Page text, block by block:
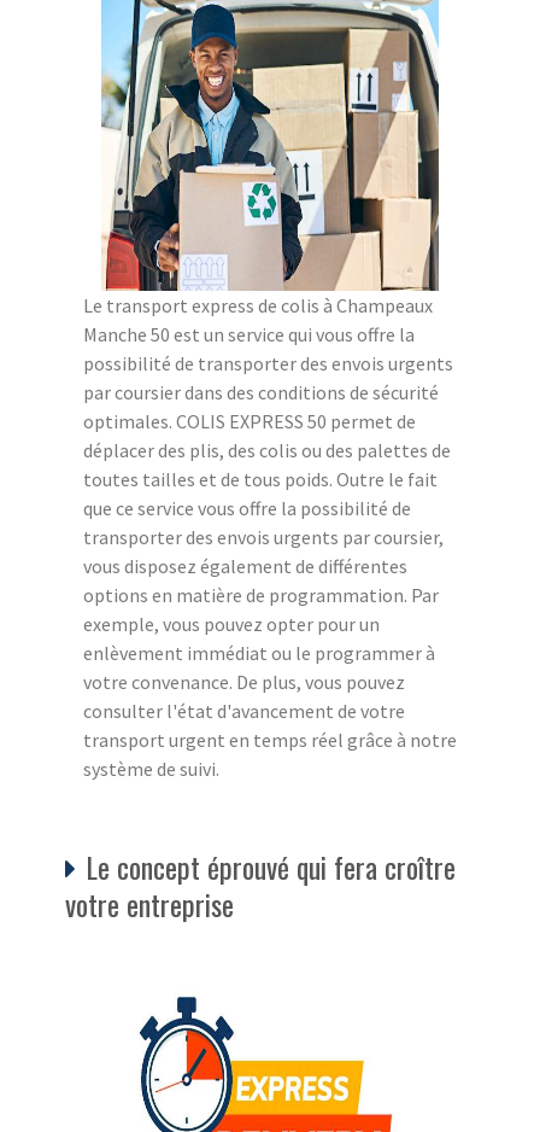
Le transport express de colis à Champeaux
Manche 50 est un service qui vous offre la
possibilité de transporter des envois urgents
par coursier dans des conditions de sécurité
optimales. COLIS EXPRESS 50 permet de
déplacer des plis, des colis ou des palettes de
toutes tailles et de tous poids. Outre le fait
que ce service vous offre la possibilité de
transporter des envois urgents par coursier,
vous disposez également de différentes
options en matière de programmation. Par
exemple, vous pouvez opter pour un
enlèvement immédiat ou le programmer à
votre convenance. De plus, vous pouvez
consulter l'état d'avancement de votre
transport urgent en temps réel grâce à notre
système de suivi.
Le concept éprouvé qui fera croître
votre entreprise